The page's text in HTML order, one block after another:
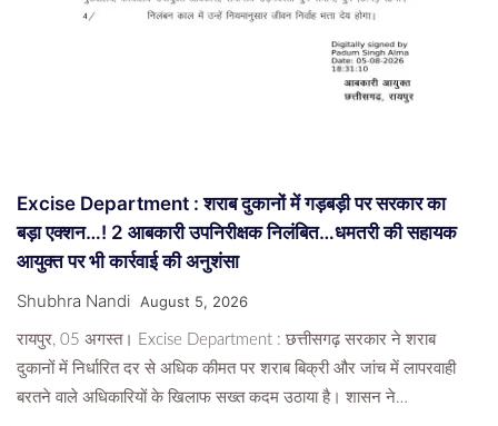
Excise Department : शराब दुकानों में गड़बड़ी पर सरकार का
बड़ा एक्शन…! 2 आबकारी उपनिरीक्षक निलंबित…धमतरी की सहायक
आयुक्त पर भी कार्रवाई की अनुशंसा
Shubhra Nandi August 5, 2026
रायपुर, 05 अगस्त। Excise Department : छत्तीसगढ़ सरकार ने शराब
दुकानों में निर्धारित दर से अधिक कीमत पर शराब बिक्री और जांच में लापरवाही
बरतने वाले अधिकारियों के खिलाफ सख्त कदम उठाया है। शासन ने…